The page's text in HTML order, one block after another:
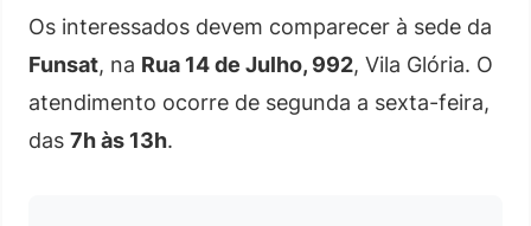
Os interessados devem comparecer à sede da
Funsat, na Rua 14 de Julho, 992, Vila Glória. O
atendimento ocorre de segunda a sexta-feira,
das 7h às 13h.